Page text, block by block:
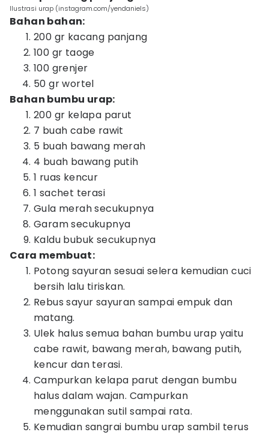
Ilustrasi urap (instagram.com/yendaniels)
Bahan bahan:
200 gr kacang panjang
100 gr taoge
100 grenjer
50 gr wortel
Bahan bumbu urap:
200 gr kelapa parut
7 buah cabe rawit
5 buah bawang merah
4 buah bawang putih
1 ruas kencur
1 sachet terasi
Gula merah secukupnya
Garam secukupnya
Kaldu bubuk secukupnya
Cara membuat:
Potong sayuran sesuai selera kemudian cuci
bersih lalu tiriskan.
Rebus sayur sayuran sampai empuk dan
matang.
Ulek halus semua bahan bumbu urap yaitu
cabe rawit, bawang merah, bawang putih,
kencur dan terasi.
Campurkan kelapa parut dengan bumbu
halus dalam wajan. Campurkan
menggunakan sutil sampai rata.
Kemudian sangrai bumbu urap sambil terus